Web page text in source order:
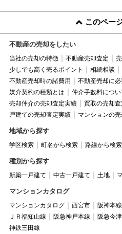
このペー
不動産の売却をしたい
当社の売却の特徴 不動産売却査定
少しでも高く売るポイント
相続相談
不動産売却時の諸費用
不動産売却に
媒介契約の種類とは
仲介手数料につい
売却仲介の売却査定実績
買取の売却
戸建ての売却査定実績
マンションの
地域から探す
学区検索 町名から検索 路線から検索
種別から探す
新築一戸建て 中古一戸建て 土地
マンションカタログ
マンションカタログ 西宮市 阪神本線
ＪＲ福知山線
阪急神戸本線 阪急今
神鉄三田線